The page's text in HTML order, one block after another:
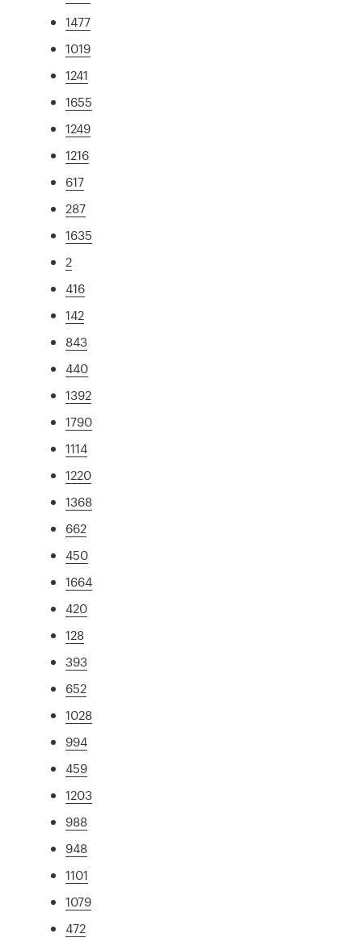
1477
1019
1241
1655
1249
1216
617
287
1635
2
416
142
843
440
1392
1790
1114
1220
1368
662
450
1664
420
128
393
652
1028
994
459
1203
988
948
1101
1079
472